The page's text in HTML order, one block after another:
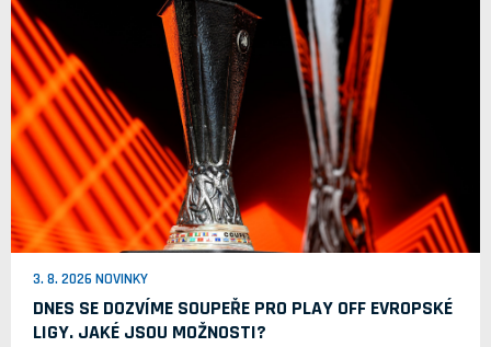
3. 8. 2026 NOVINKY
DNES SE DOZVÍME SOUPEŘE PRO PLAY OFF EVROPSKÉ
LIGY. JAKÉ JSOU MOŽNOSTI?